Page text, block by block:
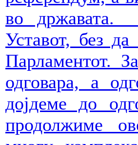
во државата.
Уставот, без
Парламентот.
одговара, а
дојдеме до
продолжиме